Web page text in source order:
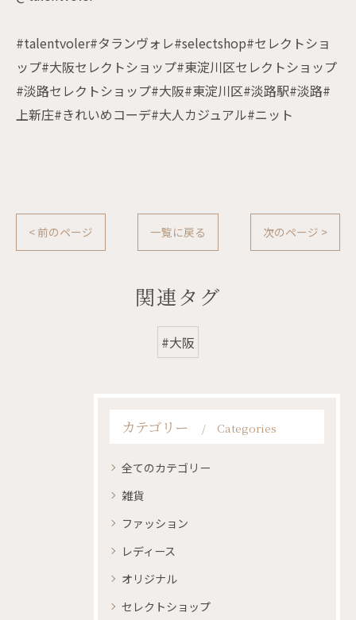
#talentvoler#タランヴォレ#selectshop#セレクトショ
ップ#大阪セレクトショップ#東淀川区セレクトショップ
#淡路セレクトショップ#大阪#東淀川区#淡路駅#淡路#
上新庄#きれいめコーデ#大人カジュアル#ニット
< 前のページ 一覧に戻る 次のページ >
関連タグ
#大阪
カテゴリー Categories
全てのカテゴリー
雑貨
ファッション
レディース
オリジナル
セレクトショップ